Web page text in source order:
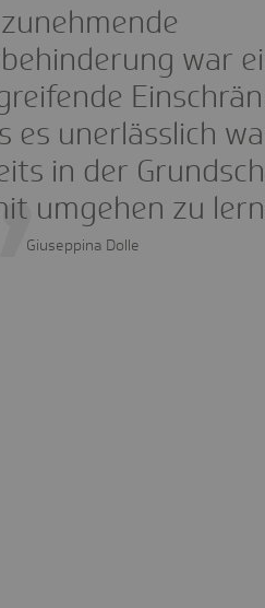
war
es unerlässlich
in der
umgehen zu
Giuseppina Dolle